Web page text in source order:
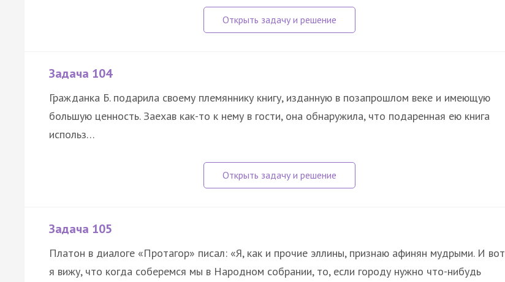
Задача 104
Гражданка Б. подарила своему племяннику книгу, изданную в позапрошлом веке и имеющую
большую ценность. Заехав как-то к нему в гости, она обнаружила, что подаренная ею книга
использ…
Задача 105
Платон в диалоге «Протагор» писал: «Я, как и прочие эллины, признаю афинян мудрыми. И вот
я вижу, что когда соберемся мы в Народном собрании, то, если городу нужно что-нибудь